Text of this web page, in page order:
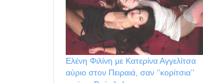
Ελένη Φιλίνη με Κατερίνα Αγγελίτσα
αύριο στον Πειραιά, σαν ‘’κορίτσια’’